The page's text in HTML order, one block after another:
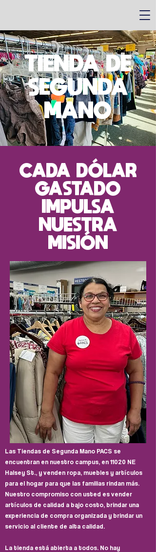
TIENDA DE
SEGUNDA
MANO
CADA DÓLAR
GASTADO
IMPULSA
NUESTRA
MISIÓN
Las Tiendas de Segunda Mano PACS se
encuentran en nuestro campus, en 11020 NE
Halsey St., y venden ropa, muebles y artículos
para el hogar para que las familias rindan más.
Nuestro compromiso con usted es vender
artículos de calidad a bajo costo, brindar una
experiencia de compra organizada y brindar un
servicio al cliente de alta calidad.
La tienda está abierta a todos. No hay